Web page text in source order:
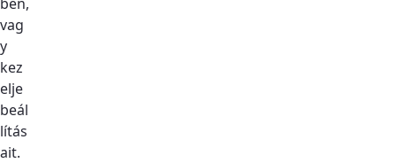
vag
y
kez
elje
beál
lítás
ait.